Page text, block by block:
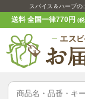
スパイス＆ハーブの
送料 全国一律770円(